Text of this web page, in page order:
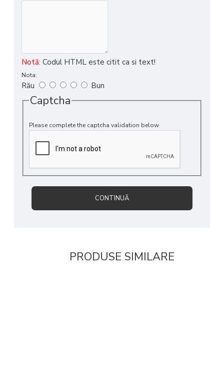
Notă: Codul HTML este citit ca si text!
Nota:
Rău Bun
Captcha
Please complete the captcha validation below
CONTINUĂ
PRODUSE SIMILARE